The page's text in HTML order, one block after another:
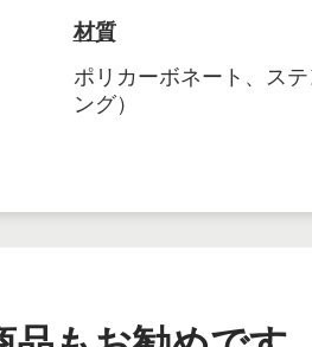
材質
ポリカーボネート、ステ
ング）